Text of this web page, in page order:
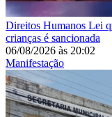
Direitos Humanos Lei
crianças é sancionada
06/08/2026 às 20:02
Manifestação